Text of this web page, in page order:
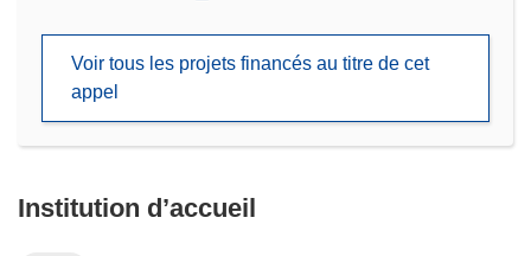
nouvelle
fenêtre)
Voir tous les projets financés au titre de cet
appel
Institution d’accueil